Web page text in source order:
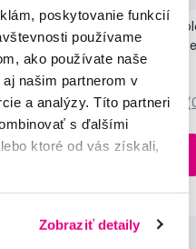
poskytovanie funkcií
používame
ako používate naše
našim partnerom v
a analýzy. Títo partneri
s ďalšími
ktoré od vás získali,
Zobraziť detaily
5 ks
Pop Instant Teeth
pre okamžitý bieliaci
0,0/5
Do košíku